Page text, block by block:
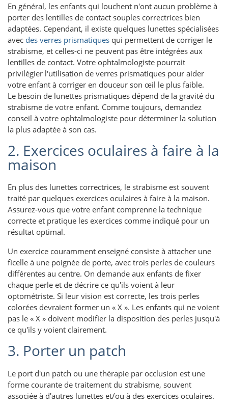
En général, les enfants qui louchent n'ont aucun problème à
porter des lentilles de contact souples correctrices bien
adaptées. Cependant, il existe quelques lunettes spécialisées
avec des verres prismatiques qui permettent de corriger le
strabisme, et celles-ci ne peuvent pas être intégrées aux
lentilles de contact. Votre ophtalmologiste pourrait
privilégier l'utilisation de verres prismatiques pour aider
votre enfant à corriger en douceur son œil le plus faible.
Le besoin de lunettes prismatiques dépend de la gravité du
strabisme de votre enfant. Comme toujours, demandez
conseil à votre ophtalmologiste pour déterminer la solution
la plus adaptée à son cas.
2. Exercices oculaires à faire à la
maison
En plus des lunettes correctrices, le strabisme est souvent
traité par quelques exercices oculaires à faire à la maison.
Assurez-vous que votre enfant comprenne la technique
correcte et pratique les exercices comme indiqué pour un
résultat optimal.
Un exercice couramment enseigné consiste à attacher une
ficelle à une poignée de porte, avec trois perles de couleurs
différentes au centre. On demande aux enfants de fixer
chaque perle et de décrire ce qu'ils voient à leur
optométriste. Si leur vision est correcte, les trois perles
colorées devraient former un « X ». Les enfants qui ne voient
pas le « X » doivent modifier la disposition des perles jusqu'à
ce qu'ils y voient clairement.
3. Porter un patch
Le port d'un patch ou une thérapie par occlusion est une
forme courante de traitement du strabisme, souvent
associée à d'autres lunettes et/ou à des exercices oculaires.